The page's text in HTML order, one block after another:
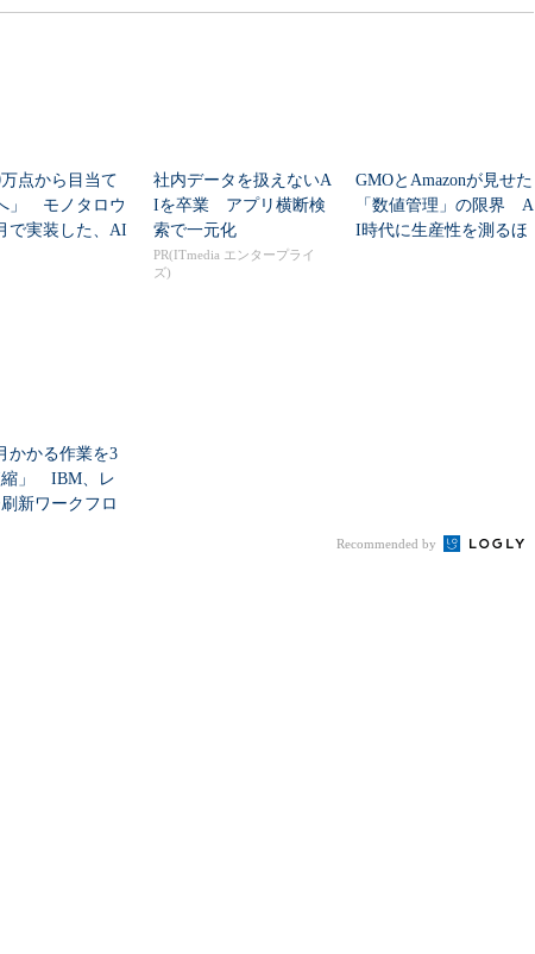
万点から目当て
」 モノタロウ
で実装した、AI
社内データを扱えないA
Iを卒業 アプリ横断検
索で一元化
PR(ITmedia エンタープライ
ズ)
GMOとAmazonが見せた
「数値管理」の限界 A
I時代に生産性を測るほ
かかる作業を3
縮」 IBM、レ
新ワークフロ
Recommended by